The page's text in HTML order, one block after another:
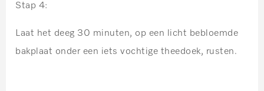
Stap 4:
Laat het deeg 30 minuten, op een licht bebloemde
bakplaat onder een iets vochtige theedoek, rusten.